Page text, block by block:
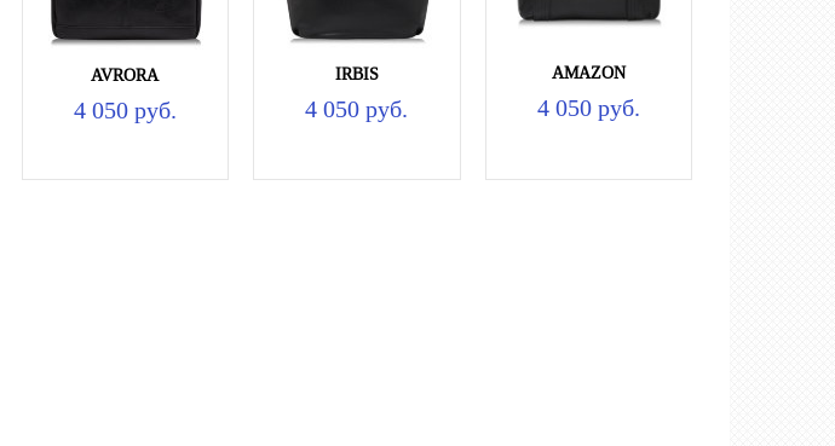
AVRORA
4 050 руб.
IRBIS
4 050 руб.
AMAZON
4 050 руб.